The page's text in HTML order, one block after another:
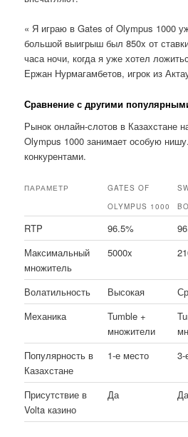
« Я играю в Gates of Olympus 1000
большой выигрыш был 850x от
часа ночи, когда я уже хотел
Ержан Нурмагамбетов, игрок из
Сравнение с другими
Рынок онлайн-слотов в Казахстане
Olympus 1000 занимает особую
конкурентами.
ПАРАМЕТР
GATES OF
OLYMPUS 1000
RTP 96.5%
Максимальный
множитель
5000x
Волатильность Высокая
Механика
Tumble +
множители
Популярность в
Казахстане
1-е место 3-
Присутствие в
Volta казино
Да